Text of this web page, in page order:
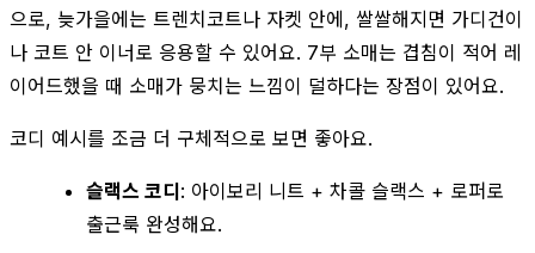
으로, 늦가을에는 트렌치코트나 자켓 안에, 쌀쌀해지면 가디건이
나 코트 안 이너로 응용할 수 있어요. 7부 소매는 겹침이 적어 레
이어드했을 때 소매가 뭉치는 느낌이 덜하다는 장점이 있어요.
코디 예시를 조금 더 구체적으로 보면 좋아요.
슬랙스 코디: 아이보리 니트 + 차콜 슬랙스 + 로퍼로
출근룩 완성해요.